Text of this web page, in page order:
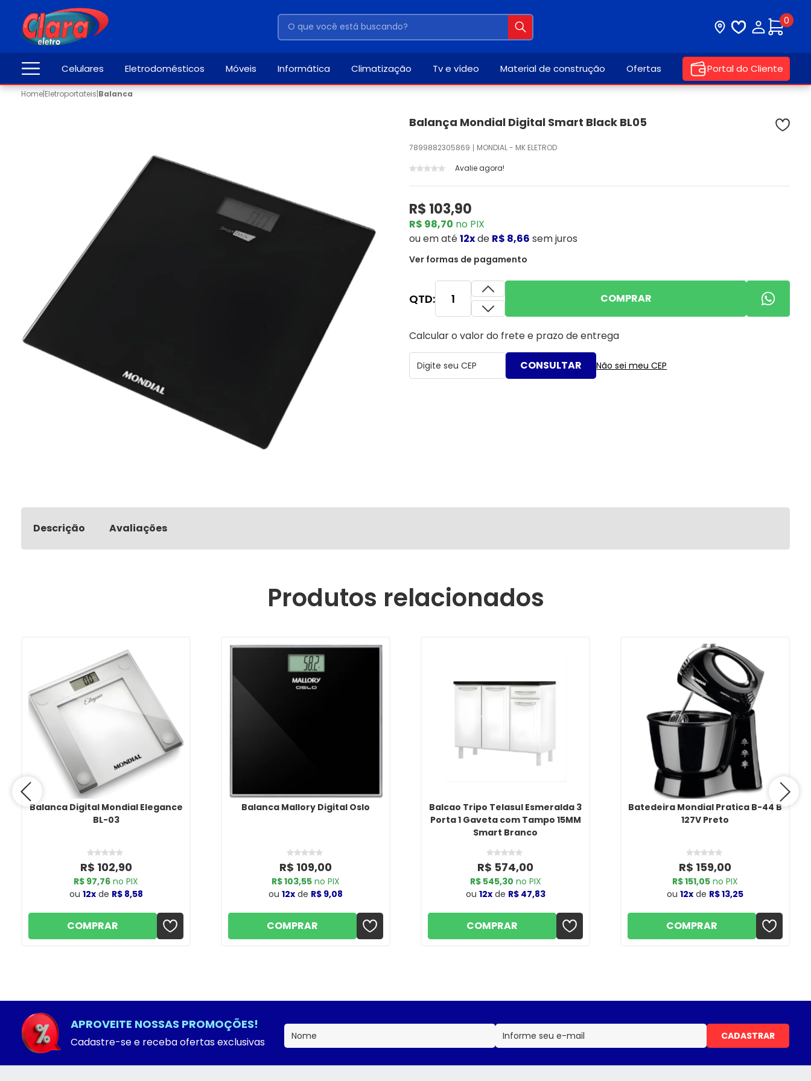
Visite nossa loja
Lista deMinha
0
Celulares Eletrodomésticos Móveis Informática Climatização Tv e vídeo Material de construção Ofertas Portal do Cliente
Home|Eletroportateis|Balanca
Balança Mondial Digital Smart Black BL05
7899882305869
MONDIAL - MK ELETROD
Avalie agora!
R$ 103,90
R$ 98,70 no PIX
ouem até12xde R$ 8,66 sem juros
Ver formas de pagamento
QTD: COMPRAR
Calcular o valor do frete e prazo de entrega
Não sei meu CEP
Descrição Avaliações
Produtos relacionados
Balanca Digital Mondial Elegance
BL-03
R$ 102,90
R$ 97,76 no PIX
ou 12xde R$ 8,58
COMPRAR
Balanca Mallory Digital Oslo
R$ 109,00
R$ 103,55 no PIX
ou 12x de R$ 9,08
COMPRAR
Balcao Tripo Telasul Esmeralda 3
Porta 1 Gaveta com Tampo 15MM
Smart Branco
R$ 574,00
R$ 545,30 no PIX
ou 12xde R$ 47,83
COMPRAR
Batedeira Mondial Pratica B-44 B
127V Preto
R$ 159,00
R$ 151,05 no PIX
ou 12x de R$ 13,25
COMPRAR
APROVEITE NOSSAS PROMOÇÕES!
Cadastre-se e receba ofertas exclusivas CADASTRAR